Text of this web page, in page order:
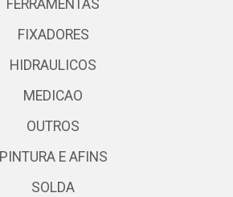
FERRAMENTAS
FIXADORES
HIDRAULICOS
MEDICAO
OUTROS
PINTURA E AFINS
SOLDA